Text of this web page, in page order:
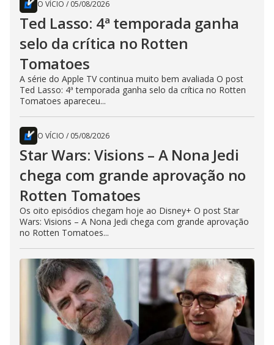
O VÍCIO / 05/08/2026
Ted Lasso: 4ª temporada ganha
selo da crítica no Rotten
Tomatoes
A série do Apple TV continua muito bem avaliada O post
Ted Lasso: 4ª temporada ganha selo da crítica no Rotten
Tomatoes apareceu...
O VÍCIO / 05/08/2026
Star Wars: Visions – A Nona Jedi
chega com grande aprovação no
Rotten Tomatoes
Os oito episódios chegam hoje ao Disney+ O post Star
Wars: Visions – A Nona Jedi chega com grande aprovação
no Rotten Tomatoes...